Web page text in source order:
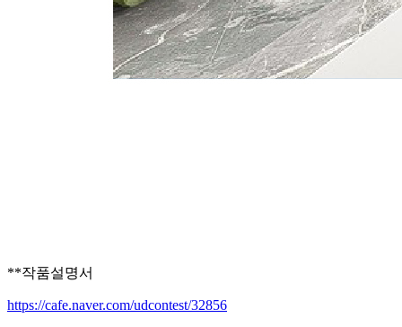
**작품설명서
https://cafe.naver.com/udcontest/32856